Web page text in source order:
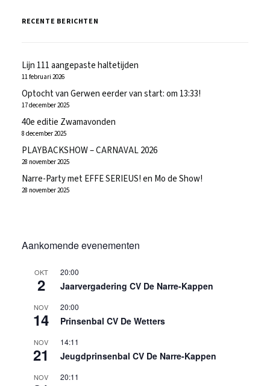
RECENTE BERICHTEN
Lijn 111 aangepaste haltetijden
11 februari 2026
Optocht van Gerwen eerder van start: om 13:33!
17 december 2025
40e editie Zwamavonden
8 december 2025
PLAYBACKSHOW – CARNAVAL 2026
28 november 2025
Narre-Party met EFFE SERIEUS! en Mo de Show!
28 november 2025
Aankomende evenementen
OKT
2
20:00
Jaarvergadering CV De Narre-Kappen
NOV
14
20:00
Prinsenbal CV De Wetters
NOV
21
14:11
Jeugdprinsenbal CV De Narre-Kappen
NOV 20:11